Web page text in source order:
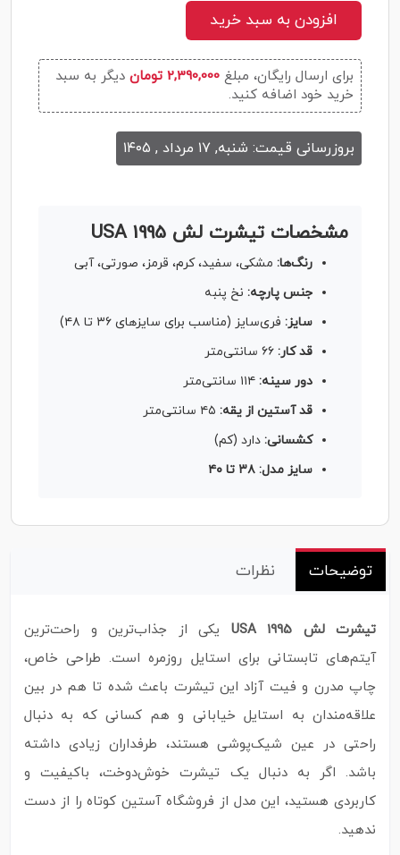
افزودن به سبد خرید
برای ارسال رایگان، مبلغ 2,390,000 تومان
دیگر به سبد
خرید خود اضافه کنید.
بروزرسانی قیمت: شنبه, ۱۷ مرداد , ۱۴۰۵
مشخصات تیشرت لش USA 1995
رنگ‌ها: مشکی، سفید، کرم، قرمز، صورتی، آبی
جنس پارچه: نخ پنبه
سایز: فری‌سایز (مناسب برای سایزهای ۳۶ تا ۴۸)
قد کار:
دور سینه:
قد آستین از یقه:
کشسانی: دارد (کم)
سایز مدل: ۳۸ تا ۴۰
توضیحات نظرات
تیشرت لش USA 1995
یکی از جذاب‌ترین و راحت‌ترین
آیتم‌های تابستانی برای استایل روزمره است. طراحی خاص،
چاپ مدرن و فیت آزاد این تیشرت باعث شده تا هم در بین
علاقه‌مندان به استایل خیابانی و هم کسانی که به دنبال
راحتی در عین شیک‌پوشی هستند، طرفداران زیادی داشته
باشد. اگر به دنبال یک تیشرت خوش‌دوخت، باکیفیت و
کاربردی هستید، این مدل از فروشگاه آستین کوتاه را از دست
ندهید.